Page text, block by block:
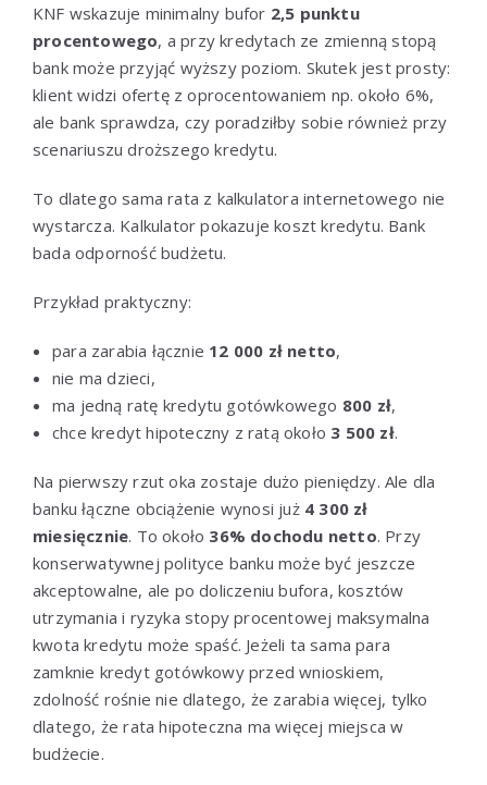
KNF wskazuje minimalny bufor 2,5 punktu
procentowego, a przy kredytach ze zmienną stopą
bank może przyjąć wyższy poziom. Skutek jest prosty:
klient widzi ofertę z oprocentowaniem np. około 6%,
ale bank sprawdza, czy poradziłby sobie również przy
scenariuszu droższego kredytu.
To dlatego sama rata z kalkulatora internetowego nie
wystarcza. Kalkulator pokazuje koszt kredytu. Bank
bada odporność budżetu.
Przykład praktyczny:
para zarabia łącznie 12 000 zł netto,
nie ma dzieci,
ma jedną ratę kredytu gotówkowego 800 zł,
chce kredyt hipoteczny z ratą około 3 500 zł.
Na pierwszy rzut oka zostaje dużo pieniędzy. Ale dla
banku łączne obciążenie wynosi już 4 300 zł
miesięcznie. To około 36% dochodu netto. Przy
konserwatywnej polityce banku może być jeszcze
akceptowalne, ale po doliczeniu bufora, kosztów
utrzymania i ryzyka stopy procentowej maksymalna
kwota kredytu może spaść. Jeżeli ta sama para
zamknie kredyt gotówkowy przed wnioskiem,
zdolność rośnie nie dlatego, że zarabia więcej, tylko
dlatego, że rata hipoteczna ma więcej miejsca w
budżecie.